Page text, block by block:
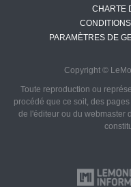
CHARTE
PARAMÈTRES DE
Copyright ©
Toute reproduction ou
procédé que ce soit, des
de l'éditeur ou du webmaster